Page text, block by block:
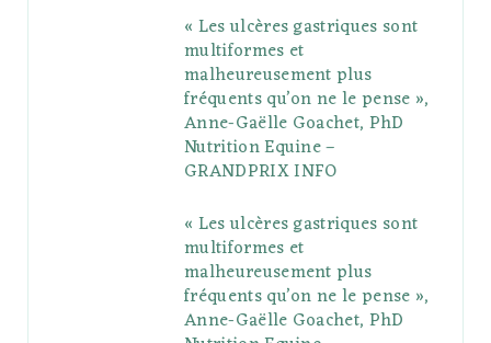
e
P
l
s
g
r
a
m
r
e
s
r
« Les ulcères gastriques sont
multiformes et
malheureusement plus
fréquents qu’on ne le pense »,
Anne-Gaëlle Goachet, PhD
Nutrition Equine –
GRANDPRIX INFO
« Les ulcères gastriques sont
multiformes et
malheureusement plus
fréquents qu’on ne le pense »,
Anne-Gaëlle Goachet, PhD